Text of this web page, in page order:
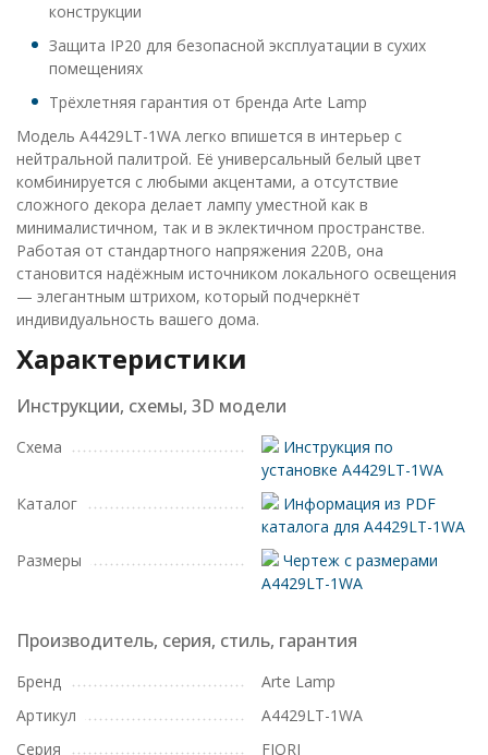
конструкции
Защита IP20 для безопасной эксплуатации в сухих
помещениях
Трёхлетняя гарантия от бренда Arte Lamp
Модель A4429LT-1WA легко впишется в интерьер с
нейтральной палитрой. Её универсальный белый цвет
комбинируется с любыми акцентами, а отсутствие
сложного декора делает лампу уместной как в
минималистичном, так и в эклектичном пространстве.
Работая от стандартного напряжения 220В, она
становится надёжным источником локального освещения
— элегантным штрихом, который подчеркнёт
индивидуальность вашего дома.
Характеристики
Инструкции, схемы, 3D модели
Схема
Инструкция по
установке A4429LT-1WA
Каталог
Информация из PDF
каталога для A4429LT-1WA
Размеры
Чертеж с размерами
A4429LT-1WA
Производитель, серия, стиль, гарантия
Бренд
Arte Lamp
Артикул
A4429LT-1WA
Серия
FIORI